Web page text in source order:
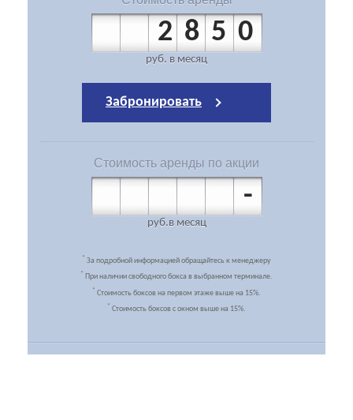
2850
руб. в месяц
Забронировать
Стоимость аренды по акции
-
руб.в месяц
* За подробной информацией обращайтесь к менеджеру
* При наличии свободного бокса в выбранном терминале.
* Стоимость боксов на первом этаже выше на 15%.
* Стоимость боксов с окном выше на 15%.